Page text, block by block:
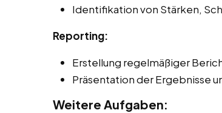
Identifikation von Stärken,
Reporting:
Erstellung regelmäßiger
Präsentation der Ergebnisse
Weitere Aufgaben: